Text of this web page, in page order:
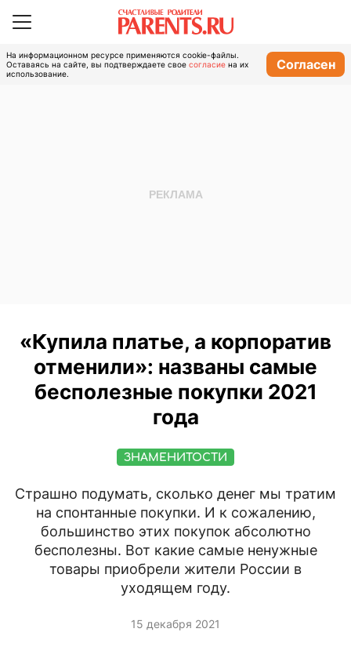
На информационном ресурсе применяются cookie-файлы.
Оставаясь на сайте, вы подтверждаете свое согласие на их
использование.
Согласен
«Купила платье, а корпоратив
отменили»: названы самые
бесполезные покупки 2021
года
ЗНАМЕНИТОСТИ
Страшно подумать, сколько денег мы тратим
на спонтанные покупки. И к сожалению,
большинство этих покупок абсолютно
бесполезны. Вот какие самые ненужные
товары приобрели жители России в
уходящем году.
15 декабря 2021